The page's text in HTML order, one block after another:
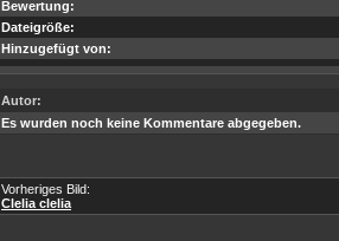
Bewertung:
Dateigröße:
Hinzugefügt von:
Autor:
Es wurden noch keine Kommentare abgegeben.
Vorheriges Bild:
Clelia clelia